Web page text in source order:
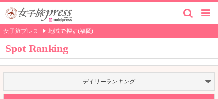
女子旅プレス 地域で探す(福岡)
Spot Ranking
デイリーランキング